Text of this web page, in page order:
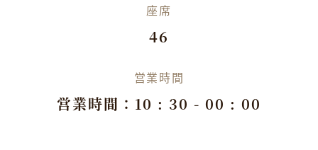
座席
46
営業時間
営業時間：10 : 30 - 00 : 00